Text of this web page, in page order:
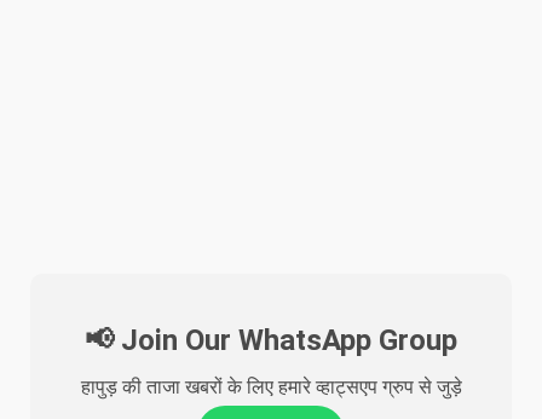
📢 Join Our WhatsApp Group
हापुड़ की ताजा खबरों के लिए हमारे व्हाट्सएप ग्रुप से जुड़े